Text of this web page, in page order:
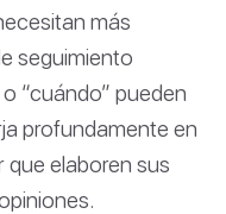
más
seguimiento
“cuándo” pueden
profundamente en
elaboren sus